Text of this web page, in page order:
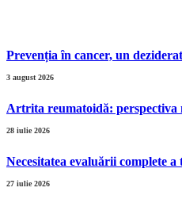
Prevenția ȋn cancer, un
3 august 2026
Artrita reumatoidă: perspectiva
28 iulie 2026
Necesitatea evaluării complete a
27 iulie 2026